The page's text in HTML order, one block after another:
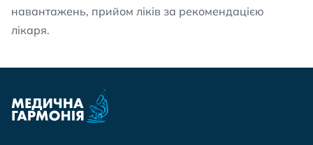
навантажень, прийом ліків за рекомендацією
лікаря.